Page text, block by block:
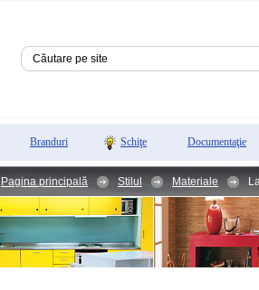
Branduri Schiţe Documentaţie
Pagina principală Stilul Materiale